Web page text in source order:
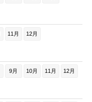
11月 12月
9月 10月 11月 12月